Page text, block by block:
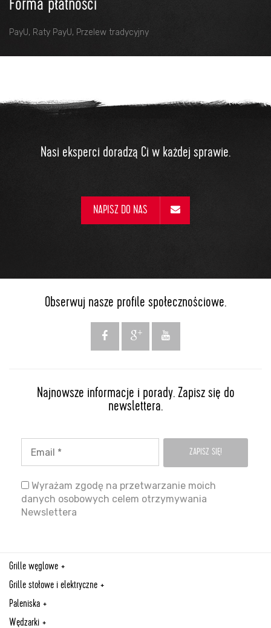
Forma płatności
PayU, Raty PayU, Przelew tradycyjny
Nasi eksperci doradzą Ci w każdej sprawie.
NAPISZ DO NAS
Obserwuj nasze profile społecznościowe.
Najnowsze informacje i porady. Zapisz się do
newslettera.
Wyrażam zgodę na przetwarzanie moich
danych osobowych celem otrzymywania
Newslettera
Grille węglowe
Grille stołowe i elektryczne
Paleniska
Wędzarki